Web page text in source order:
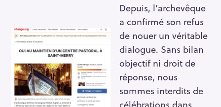
Depuis, l’archevêque
a confirmé son refus
de nouer un véritable
dialogue. Sans bilan
objectif ni droit de
réponse, nous
sommes interdits de
célébrations dans